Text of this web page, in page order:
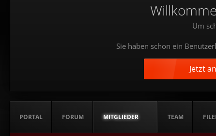
Um
Sie haben schon ein
Jetzt
PORTAL FORUM MITGLIEDER TEAM